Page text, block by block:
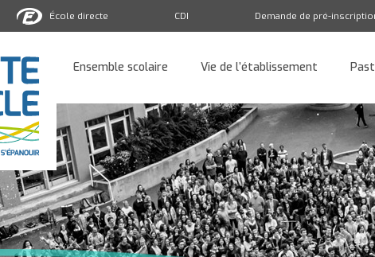
Ensemble scolaire Vie de l’établissement
École directe CDI Demande de pré-